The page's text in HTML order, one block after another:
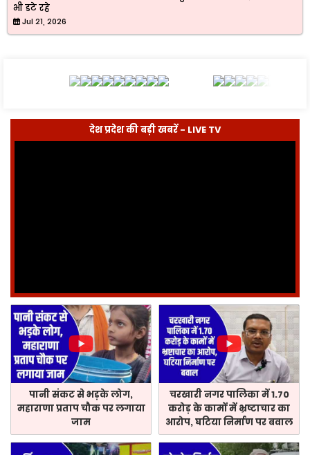
भी डटे रहे
Jul 21, 2026
देश प्रदेश की बड़ी खबरें - LIVE TV
पानी संकट से भड़के लोग,
महाराणा प्रताप चौक पर लगाया
जाम
चरखारी नगर पालिका में 1.70
करोड़ के कामों में भ्रष्टाचार का
आरोप, घटिया निर्माण पर बवाल